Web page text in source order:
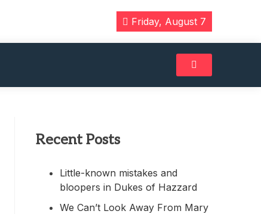
Friday, August 7
Recent Posts
Little-known mistakes and
bloopers in Dukes of Hazzard
We Can’t Look Away From Mary